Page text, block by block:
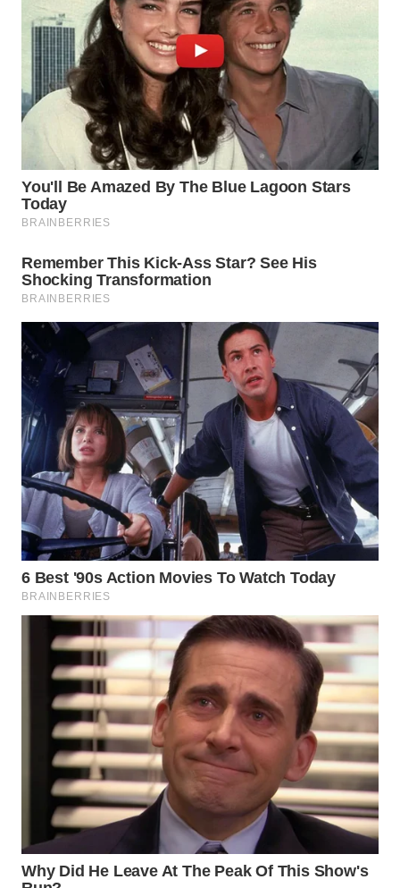
WN
CIREBON
WN
INDRAMAYU
WN
KUNINGAN
MAJALENGKA
WN
SUBANG
WN
SUKABUMI
WN
PURWAKARTA
WN
PRIANGAN
TIMUR
WN
SEMARANG
WN
SOLO
WN
BOROBUDUR
WN
MADURA
SURABAYA